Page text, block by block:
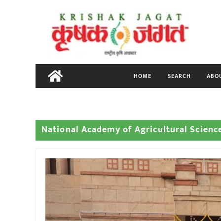
content
HOME SEARCH
National Academy of Agricultural